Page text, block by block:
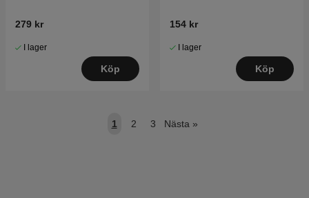
279 kr
I lager
Köp
154 kr
I lager
Köp
1 2 3 Nästa »